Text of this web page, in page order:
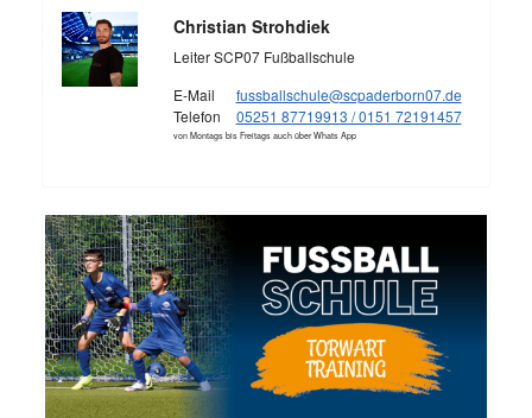
Christian Strohdiek
Leiter SCP07 Fußballschule
E-Mail
fussballschule@scpaderborn07.de
Telefon
05251 87719913 / 0151 72191457
von Montags bis Freitags auch über Whats App